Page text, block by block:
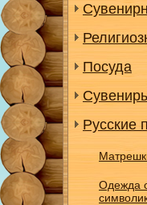
Посуда
Русские
Одежда